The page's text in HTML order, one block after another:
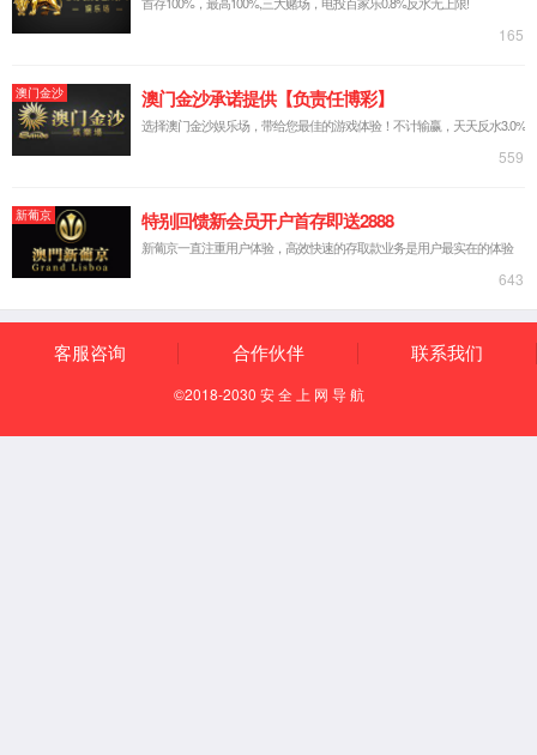
实验台系列